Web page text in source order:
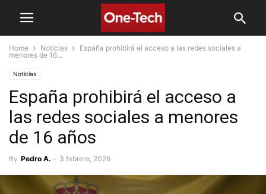
Home Noticias
España prohibirá el acceso a las redes sociales a
menores de 16...
Noticias
España prohibirá el acceso a
las redes sociales a menores
de 16 años
By Pedro A. - 3 febrero, 2026